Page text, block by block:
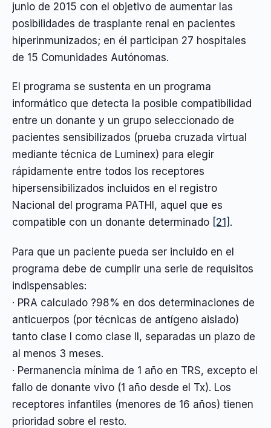
junio de 2015 con el objetivo de aumentar las
posibilidades de trasplante renal en pacientes
hiperinmunizados; en él participan 27 hospitales
de 15 Comunidades Autónomas.
El programa se sustenta en un programa
informático que detecta la posible compatibilidad
entre un donante y un grupo seleccionado de
pacientes sensibilizados (prueba cruzada virtual
mediante técnica de Luminex) para elegir
rápidamente entre todos los receptores
hipersensibilizados incluidos en el registro
Nacional del programa PATHI, aquel que es
compatible con un donante determinado [21] .
Para que un paciente pueda ser incluido en el
programa debe de cumplir una serie de requisitos
indispensables:
· PRA calculado ?98% en dos determinaciones de
anticuerpos (por técnicas de antígeno aislado)
tanto clase I como clase II, separadas un plazo de
al menos 3 meses.
· Permanencia mínima de 1 año en TRS, excepto el
fallo de donante vivo (1 año desde el Tx). Los
receptores infantiles (menores de 16 años) tienen
prioridad sobre el resto.